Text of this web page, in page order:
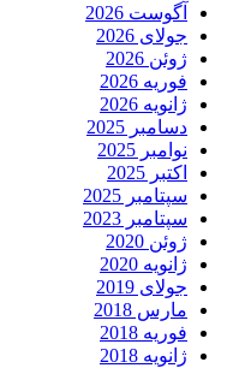
آگوست 2026
جولای 2026
ژوئن 2026
فوریه 2026
ژانویه 2026
دسامبر 2025
نوامبر 2025
اکتبر 2025
سپتامبر 2025
سپتامبر 2023
ژوئن 2020
ژانویه 2020
جولای 2019
مارس 2018
فوریه 2018
ژانویه 2018